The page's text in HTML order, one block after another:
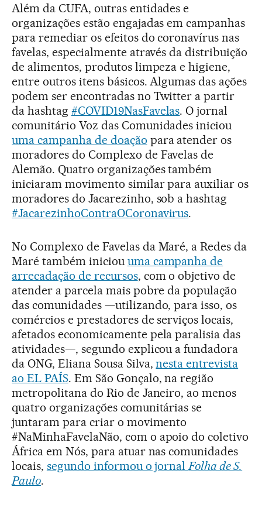
Além da CUFA, outras entidades e
organizações estão engajadas em campanhas
para remediar os efeitos do coronavírus nas
favelas, especialmente através da distribuição
de alimentos, produtos limpeza e higiene,
entre outros itens básicos. Algumas das ações
podem ser encontradas no Twitter a partir
da hashtag #COVID19NasFavelas. O jornal
comunitário Voz das Comunidades iniciou
uma campanha de doação para atender os
moradores do Complexo de Favelas de
Alemão. Quatro organizações também
iniciaram movimento similar para auxiliar os
moradores do Jacarezinho, sob a hashtag
#JacarezinhoContraOCoronavirus.
No Complexo de Favelas da Maré, a Redes da
Maré também iniciou uma campanha de
arrecadação de recursos, com o objetivo de
atender a parcela mais pobre da população
das comunidades —utilizando, para isso, os
comércios e prestadores de serviços locais,
afetados economicamente pela paralisia das
atividades—, segundo explicou a fundadora
da ONG, Eliana Sousa Silva,nesta entrevista
ao EL PAÍS. Em São Gonçalo, na região
metropolitana do Rio de Janeiro, ao menos
quatro organizações comunitárias se
juntaram para criar o movimento
#NaMinhaFavelaNão, com o apoio do coletivo
África em Nós, para atuar nas comunidades
locais, segundo informou o jornalFolha de S.
Paulo.